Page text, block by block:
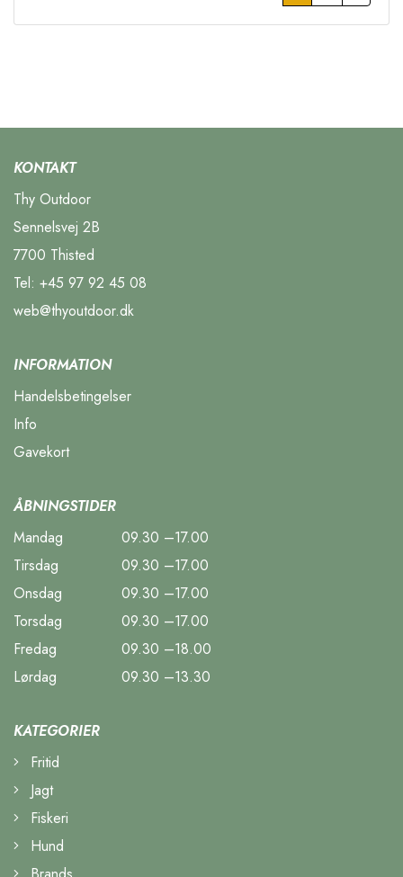
KONTAKT
Thy Outdoor
Sennelsvej 2B
7700 Thisted
Tel: +45 97 92 45 08
web@thyoutdoor.dk
INFORMATION
Handelsbetingelser
Info
Gavekort
ÅBNINGSTIDER
Mandag
09.30 –17.00
Tirsdag
09.30 –17.00
Onsdag
09.30 –17.00
Torsdag
09.30 –17.00
Fredag
09.30 –18.00
Lørdag
09.30 –13.30
KATEGORIER
Fritid
Jagt
Fiskeri
Hund